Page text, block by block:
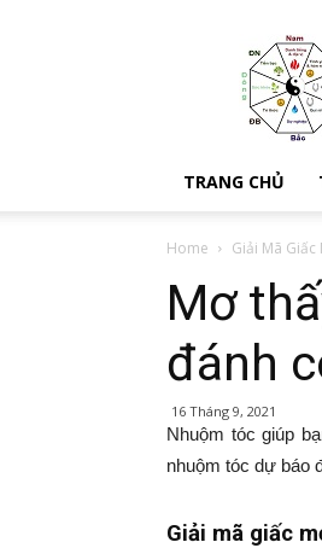
Kien
thuc
phong
thuy
Xem
đời
TRANG CHỦ
Home Giải Mã Giấc
Mơ
đánh
16 Tháng 9, 2021
Nhuộm tóc giúp
nhuộm tóc dự báo
Giải mã giấc